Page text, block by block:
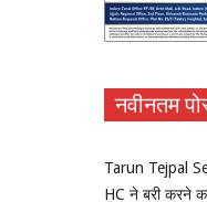
नवीनतम
Tarun Tejpal
HC ने बरी करने